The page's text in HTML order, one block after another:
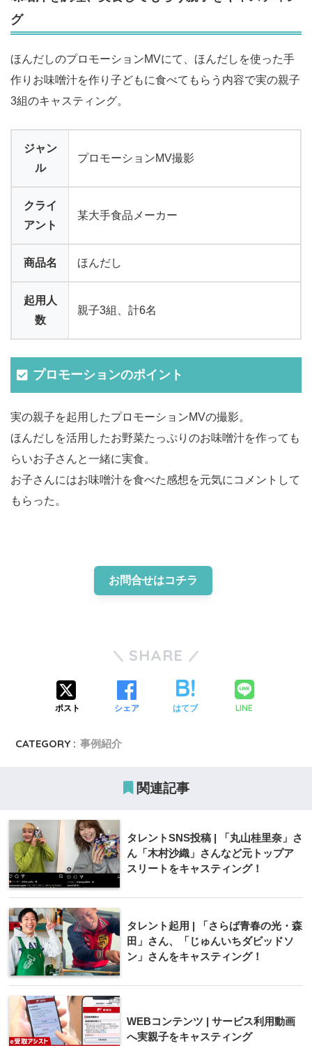
グ
ほんだしのプロモーションMVにて、ほんだしを使った手
作りお味噌汁を作り子どもに食べてもらう内容で実の親子
3組のキャスティング。
ジャン
ル
プロモーションMV撮影
クライ
アント
某大手食品メーカー
商品名 ほんだし
起用人
数
親子3組、計6名
プロモーションのポイント
実の親子を起用したプロモーションMVの撮影。
ほんだしを活用したお野菜たっぷりのお味噌汁を作っても
らいお子さんと一緒に実食。
お子さんにはお味噌汁を食べた感想を元気にコメントして
もらった。
お問合せはコチラ
SHARE
ポスト シェア はてブ LINE
CATEGORY : 事例紹介
関連記事
タレントSNS投稿 | 「丸山桂里奈」さ
ん「木村沙織」さんなど元トップア
スリートをキャスティング！
タレント起用 | 「さらば青春の光・森
田」さん、「じゅんいちダビッドソ
ン」さんをキャスティング！
WEBコンテンツ | サービス利用動画
へ実親子をキャスティング